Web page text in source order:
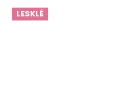
LESKLÉ